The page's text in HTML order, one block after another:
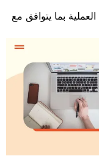
بما يتوافق مع